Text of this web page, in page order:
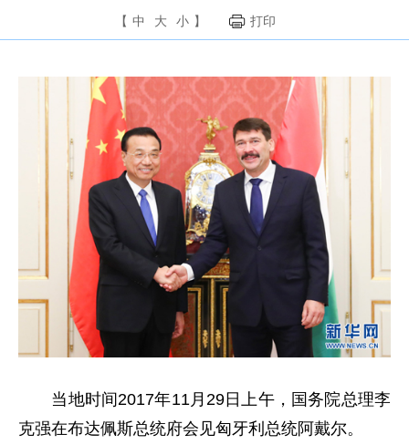
【 中 大 小 】 打印
当地时间2017年11月29日上午，国务院总理李
克强在布达佩斯总统府会见匈牙利总统阿戴尔。